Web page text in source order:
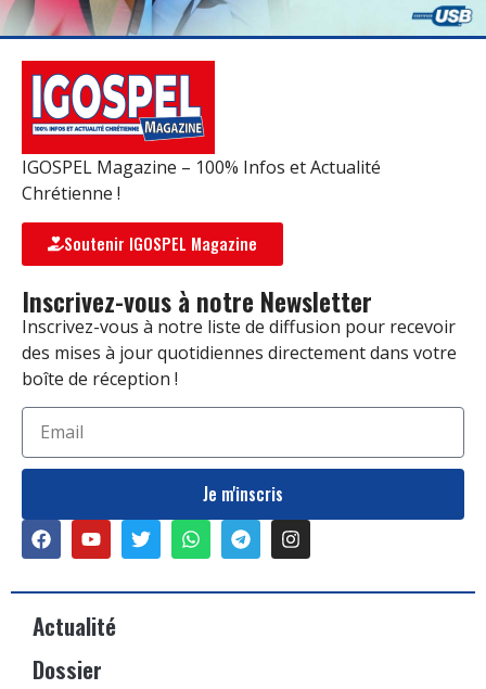
IGOSPEL Magazine – 100% Infos et Actualité
Chrétienne !
Soutenir IGOSPEL Magazine
Inscrivez-vous à notre Newsletter
Inscrivez-vous à notre liste de diffusion pour recevoir
des mises à jour quotidiennes directement dans votre
boîte de réception !
Je m'inscris
Actualité
Dossier